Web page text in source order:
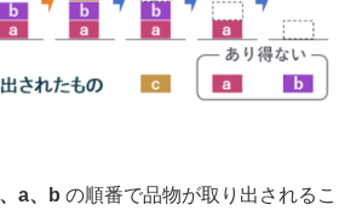
a、b の順番で品物が取り出されるこ